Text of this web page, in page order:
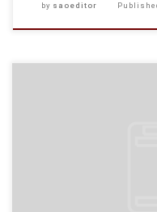
by saoeditor